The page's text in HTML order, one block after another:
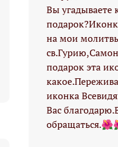
Вы угадываете
на мои
подарок эта
иконка
Вас